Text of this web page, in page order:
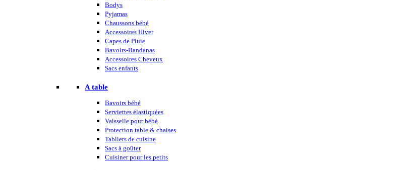
Bodys
Pyjamas
Chaussons bébé
Accessoires Hiver
Capes de Pluie
Bavoirs-Bandanas
Accessoires Cheveux
Sacs enfants
A table
Bavoirs bébé
Serviettes élastiquées
Vaisselle pour bébé
Protection table & chaises
Tabliers de cuisine
Sacs à goûter
Cuisiner pour les petits